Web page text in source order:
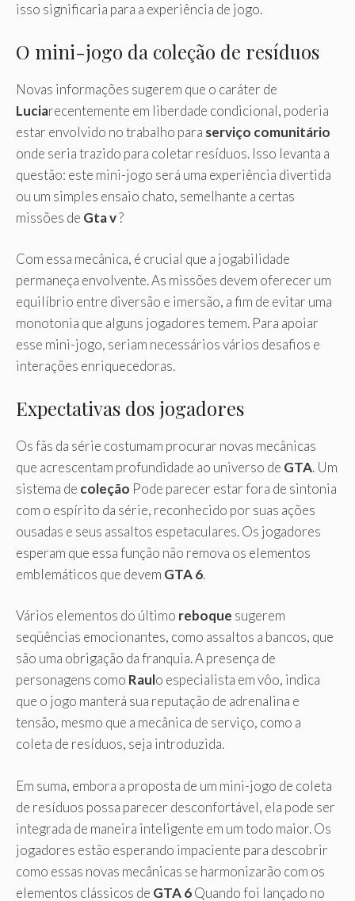
isso significaria para a experiência de jogo.
O mini-jogo da coleção de resíduos
Novas informações sugerem que o caráter de
Luciarecentemente em liberdade condicional, poderia
estar envolvido no trabalho para serviço comunitário
onde seria trazido para coletar resíduos. Isso levanta a
questão: este mini-jogo será uma experiência divertida
ou um simples ensaio chato, semelhante a certas
missões de Gta v?
Com essa mecânica, é crucial que a jogabilidade
permaneça envolvente. As missões devem oferecer um
equilíbrio entre diversão e imersão, a fim de evitar uma
monotonia que alguns jogadores temem. Para apoiar
esse mini-jogo, seriam necessários vários desafios e
interações enriquecedoras.
Expectativas dos jogadores
Os fãs da série costumam procurar novas mecânicas
que acrescentam profundidade ao universo de GTA. Um
sistema de coleção Pode parecer estar fora de sintonia
com o espírito da série, reconhecido por suas ações
ousadas e seus assaltos espetaculares. Os jogadores
esperam que essa função não remova os elementos
emblemáticos que devem GTA 6.
Vários elementos do último reboque sugerem
seqüências emocionantes, como assaltos a bancos, que
são uma obrigação da franquia. A presença de
personagens como Raulo especialista em vôo, indica
que o jogo manterá sua reputação de adrenalina e
tensão, mesmo que a mecânica de serviço, como a
coleta de resíduos, seja introduzida.
Em suma, embora a proposta de um mini-jogo de coleta
de resíduos possa parecer desconfortável, ela pode ser
integrada de maneira inteligente em um todo maior. Os
jogadores estão esperando impaciente para descobrir
como essas novas mecânicas se harmonizarão com os
elementos clássicos de GTA 6Quando foi lançado no